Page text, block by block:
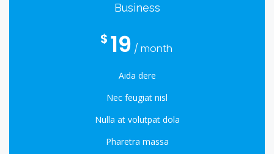
Business
$ 19 / month
Aida dere
Nec feugiat nisl
Nulla at volutpat dola
Pharetra massa